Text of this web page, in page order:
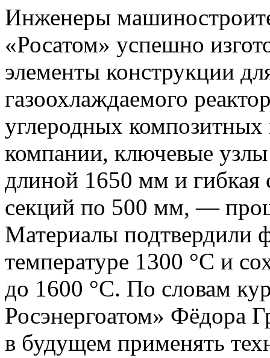
Инженеры
«Росатом» успешно
элементы конструкции
газоохлаждаемого
углеродных
компании, ключевые
длиной 1650 мм и гибкая
секций по 500 мм, —
Материалы подтвердили
температуре 1300 °C и
до 1600 °C. По словам
Росэнергоатом» Фёдора
в будущем применять